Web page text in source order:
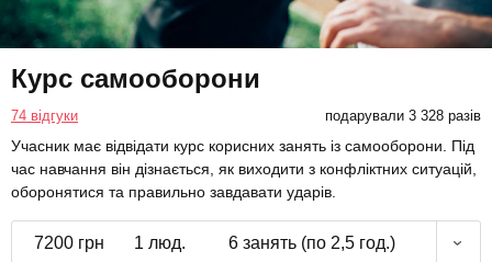
Курс самооборони
74 відгуки подарували 3 328 разів
Учасник має відвідати курс корисних занять із самооборони. Під
час навчання він дізнається, як виходити з конфліктних ситуацій,
оборонятися та правильно завдавати ударів.
7200 грн 1 люд. 6 занять (по 2,5 год.)